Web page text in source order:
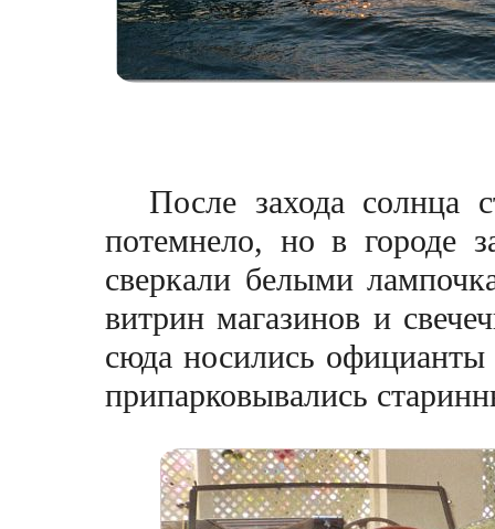
После захода солнца
потемнело, но в городе
сверкали белыми
витрин магазинов и
сюда носились
припарковывались